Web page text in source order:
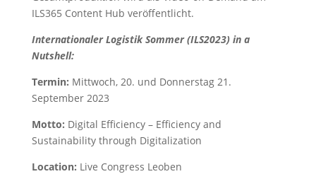
ILS365 Content Hub veröffentlicht.
Internationaler Logistik Sommer (ILS2023) in a
Nutshell:
Termin: Mittwoch, 20. und Donnerstag 21.
September 2023
Motto: Digital Efficiency – Efficiency and
Sustainability through Digitalization
Location: Live Congress Leoben